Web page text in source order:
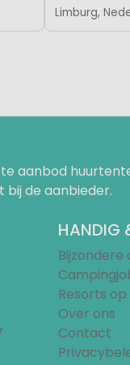
Limburg,
aanbod
de aanbieder.
HANDIG
Resorts
Over ons
Contact